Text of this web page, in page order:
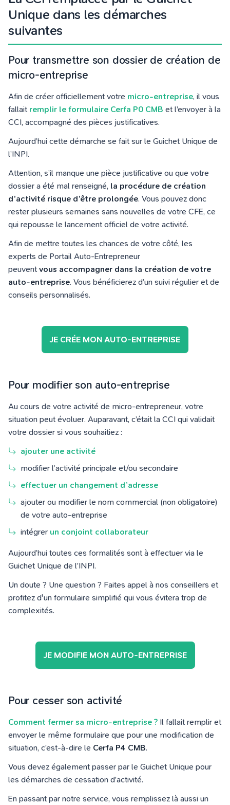
Unique dans les démarches
suivantes
Pour transmettre son dossier de création de
micro-entreprise
Afin de créer officiellement votre micro-entreprise, il vous
fallait remplir le formulaire Cerfa P0 CMB et l’envoyer à la
CCI, accompagné des pièces justificatives.
Aujourd’hui cette démarche se fait sur le Guichet Unique de
l’INPI.
Attention, s’il manque une pièce justificative ou que votre
dossier a été mal renseigné, la procédure de création
d’activité risque d’être prolongée. Vous pouvez donc
rester plusieurs semaines sans nouvelles de votre CFE, ce
qui repousse le lancement officiel de votre activité.
Afin de mettre toutes les chances de votre côté, les
experts de Portail Auto-Entrepreneur
peuvent vous accompagner dans la création de votre
auto-entreprise. Vous bénéficierez d’un suivi régulier et de
conseils personnalisés.
JE CRÉE MON AUTO-ENTREPRISE
Pour modifier son auto-entreprise
Au cours de votre activité de micro-entrepreneur, votre
situation peut évoluer. Auparavant, c’était la CCI qui validait
votre dossier si vous souhaitiez :
ajouter une activité
modifier l’activité principale et/ou secondaire
effectuer un changement d’adresse
ajouter ou modifier le nom commercial (non obligatoire)
de votre auto-entreprise
intégrer un conjoint collaborateur
Aujourd’hui toutes ces formalités sont à effectuer via le
Guichet Unique de l’INPI.
Un doute ? Une question ? Faites appel à nos conseillers et
profitez d'un formulaire simplifié qui vous évitera trop de
complexités.
JE MODIFIE MON AUTO-ENTREPRISE
Pour cesser son activité
Comment fermer sa micro-entreprise ? Il fallait remplir et
envoyer le même formulaire que pour une modification de
situation, c’est-à-dire le Cerfa P4 CMB.
Vous devez également passer par le Guichet Unique pour
les démarches de cessation d’activité.
En passant par notre service, vous remplissez là aussi un